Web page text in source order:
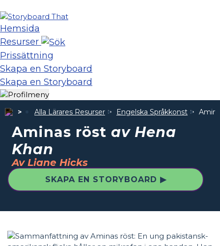
Hemsida
Resurser
Prissättning
Skapa en Storyboard
Skapa en Storyboard
Alla Lärares Resurser Engelska Språkkonst
Aminas röst av Hena
Khan
Av Liane Hicks
SKAPA EN STORYBOARD ▶